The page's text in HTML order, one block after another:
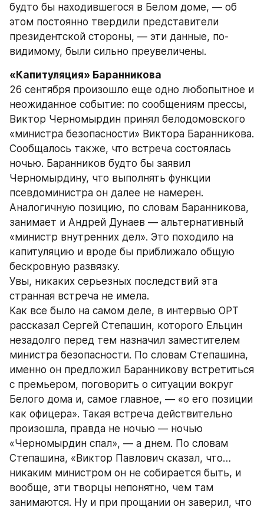
будто бы находившегося в Белом доме, — об
этом постоянно твердили представители
президентской стороны, — эти данные, по-
видимому, были сильно преувеличены.
«Капитуляция» Баранникова
26 сентября произошло еще одно любопытное и
неожиданное событие: по сообщениям прессы,
Виктор Черномырдин принял белодомовского
«министра безопасности» Виктора Баранникова.
Сообщалось также, что встреча состоялась
ночью. Баранников будто бы заявил
Черномырдину, что выполнять функции
псевдоминистра он далее не намерен.
Аналогичную позицию, по словам Баранникова,
занимает и Андрей Дунаев — альтернативный
«министр внутренних дел». Это походило на
капитуляцию и вроде бы приближало общую
бескровную развязку.
Увы, никаких серьезных последствий эта
странная встреча не имела.
Как все было на самом деле, в интервью ОРТ
рассказал Сергей Степашин, которого Ельцин
незадолго перед тем назначил заместителем
министра безопасности. По словам Степашина,
именно он предложил Баранникову встретиться
с премьером, поговорить о ситуации вокруг
Белого дома и, самое главное, — «о его позиции
как офицера». Такая встреча действительно
произошла, правда не ночью — ночью
«Черномырдин спал», — а днем. По словам
Степашина, «Виктор Павлович сказал, что…
никаким министром он не собирается быть, и
вообще, эти творцы непонятно, чем там
занимаются. Ну и при прощании он заверил, что